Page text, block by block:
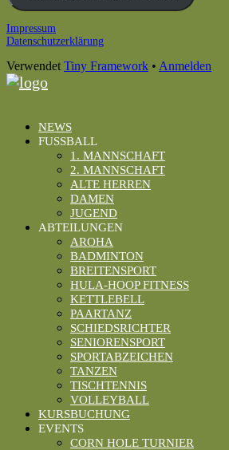
Footer
Impressum
Datenschutzerklärung
Verwendet Tiny Framework • Anmelden
NEWS
FUSSBALL
1. MANNSCHAFT
2. MANNSCHAFT
ALTE HERREN
DAMEN
JUGEND
ABTEILUNGEN
AROHA
BADMINTON
BREITENSPORT
HULA-HOOP FITNESS
KETTLEBELL
PAARTANZ
SCHIEDSRICHTER
SENIORENSPORT
SPORTABZEICHEN
TANZEN
TISCHTENNIS
VOLLEYBALL
KURSBUCHUNG
EVENTS
CORN HOLE TURNIER